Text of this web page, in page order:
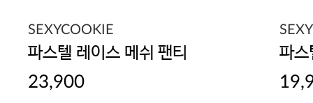
SEXYCOOKIE
파스텔 레이스 메쉬 팬티
23,900
파스